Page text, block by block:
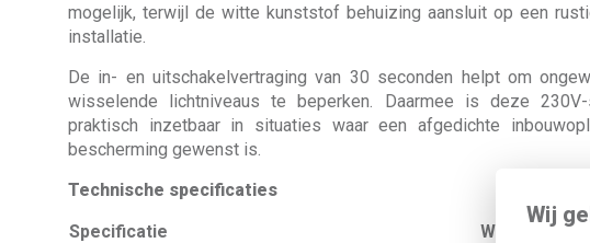
Wij
mogelijk, terwijl de witte kunststof behuizing aansluit op een
installatie.
De in- en uitschakelvertraging van 30 seconden helpt om
wisselende lichtniveaus te beperken. Daarmee is deze 230V-
praktisch inzetbaar in situaties waar een afgedichte
bescherming gewenst is.
Technische specificaties
Specificatie
Waarde